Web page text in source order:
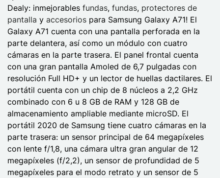
Dealy: inmejorables fundas, fundas, protectores de
pantalla y accesorios para Samsung Galaxy A71! El
Galaxy A71 cuenta con una pantalla perforada en la
parte delantera, así como un módulo con cuatro
cámaras en la parte trasera. El panel frontal cuenta
con una gran pantalla Amoled de 6,7 pulgadas con
resolución Full HD+ y un lector de huellas dactilares. El
portátil cuenta con un chip de 8 núcleos a 2,2 GHz
combinado con 6 u 8 GB de RAM y 128 GB de
almacenamiento ampliable mediante microSD. El
portátil 2020 de Samsung tiene cuatro cámaras en la
parte trasera: un sensor principal de 64 megapíxeles
con lente f/1,8, una cámara ultra gran angular de 12
megapíxeles (f/2,2), un sensor de profundidad de 5
megapíxeles para el modo retrato y un sensor de 5